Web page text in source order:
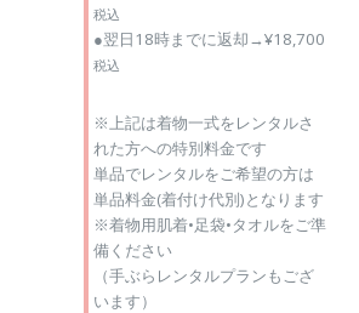
税込
●翌日18時までに返却→¥18,700
税込
※上記は着物一式をレンタルさ
れた方への特別料金です
単品でレンタルをご希望の方は
単品料金(着付け代別)となります
※着物用肌着•足袋•タオルをご準
備ください
（手ぶらレンタルプランもござ
います）